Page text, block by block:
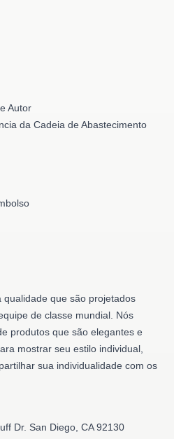
Autor
da Cadeia de Abastecimento
que são projetados
de classe mundial. Nós
produtos que são elegantes e
mostrar seu estilo individual,
sua individualidade com os
Dr. San Diego, CA 92130